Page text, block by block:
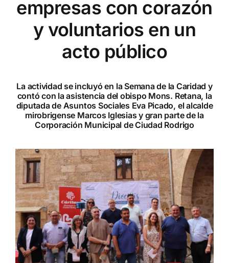
empresas con corazón
y voluntarios en un
acto público
La actividad se incluyó en la Semana de la Caridad y
contó con la asistencia del obispo Mons. Retana, la
diputada de Asuntos Sociales Eva Picado, el alcalde
mirobrigense Marcos Iglesias y gran parte de la
Corporación Municipal de Ciudad Rodrigo